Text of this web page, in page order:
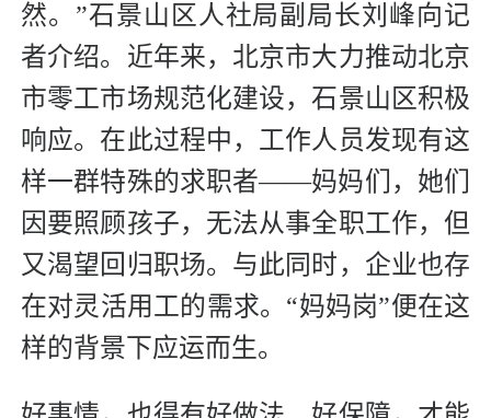
然。”石景山区人社局副局长刘峰向记
者介绍。近年来，北京市大力推动北京
市零工市场规范化建设，石景山区积极
响应。在此过程中，工作人员发现有这
样一群特殊的求职者——妈妈们，她们
因要照顾孩子，无法从事全职工作，但
又渴望回归职场。与此同时，企业也存
在对灵活用工的需求。“妈妈岗”便在这
样的背景下应运而生。